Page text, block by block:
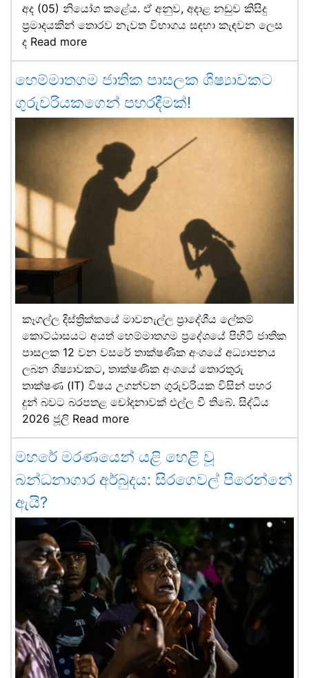
අද (05) නියෝග කළේය. ඒ අනුව, අදාළ නඩුව කිසිදු
ප්‍රමාදයකින් තොරව නැවත විභාගය සඳහා කැඳවන ලෙස
ද Read more
හෙම්මාතගම ජාතික පාසලක ශිෂ්‍යාවකට
ගුරුවරියකගෙන් පහරදීමක්!
කෑගල්ල දිස්ත්‍රික්කයේ මාවනැල්ල ප්‍රාදේශීය ලේකම්
කොට්ඨාසයට අයත් හෙම්මාතගම ප්‍රදේශයේ පිහිටි ජාතික
පාසලක 12 වන වසරේ තාක්ෂණික අංශයේ අධ්‍යාපනය
ලබන ශිෂ්‍යාවකට, තාක්ෂණික අංශයේ තොරතුරු
තාක්ෂණ (IT) විෂය උගන්වන ගුරුවරියක විසින් පහර
දුන් බවට බරපතළ චෝදනාවක් එල්ල වී තිබේ. සිද්ධිය
2026 ජූලි Read more
මහරේ මරණයෙන් යළි හෙළි වූ
බන්ධනාගාර අර්බුදය: සිරගෙවල් පිරෙන්නේ
ඇයි?